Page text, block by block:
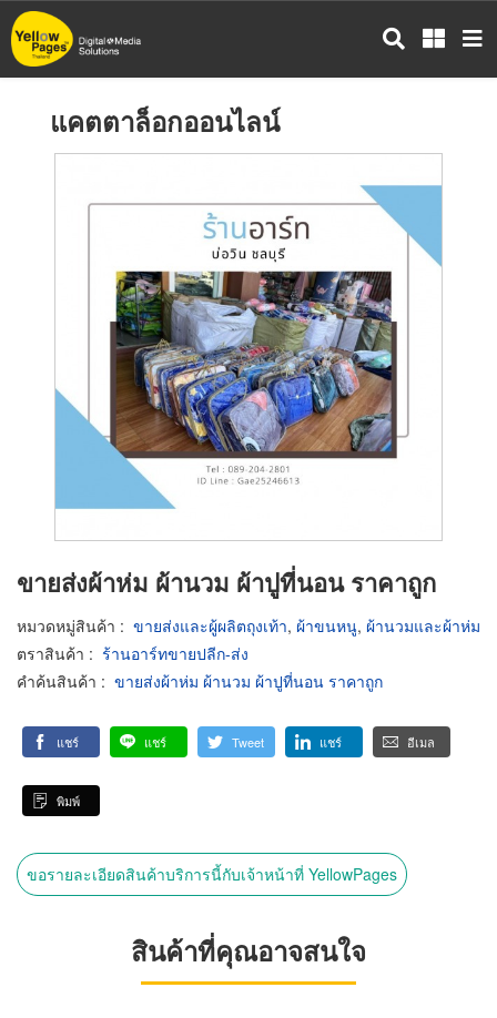
ข้าม
ไป
แคตตาล็อกออนไลน์
ขายส่งผ้าห่ม ผ้านวม ผ้าปูที่นอน ราคาถูก
หมวดหมู่สินค้า : ขายส่งและผู้ผลิตถุงเท้า, ผ้าขนหนู, ผ้านวมและผ้าห่ม
ตราสินค้า : ร้านอาร์ทขายปลีก-ส่ง
คำค้นสินค้า : ขายส่งผ้าห่ม ผ้านวม ผ้าปูที่นอน ราคาถูก
แชร์ แชร์ Tweet แชร์ อีเมล
พิมพ์
ขอรายละเอียดสินค้าบริการนี้กับเจ้าหน้าที่ YellowPages
สินค้าที่คุณอาจสนใจ